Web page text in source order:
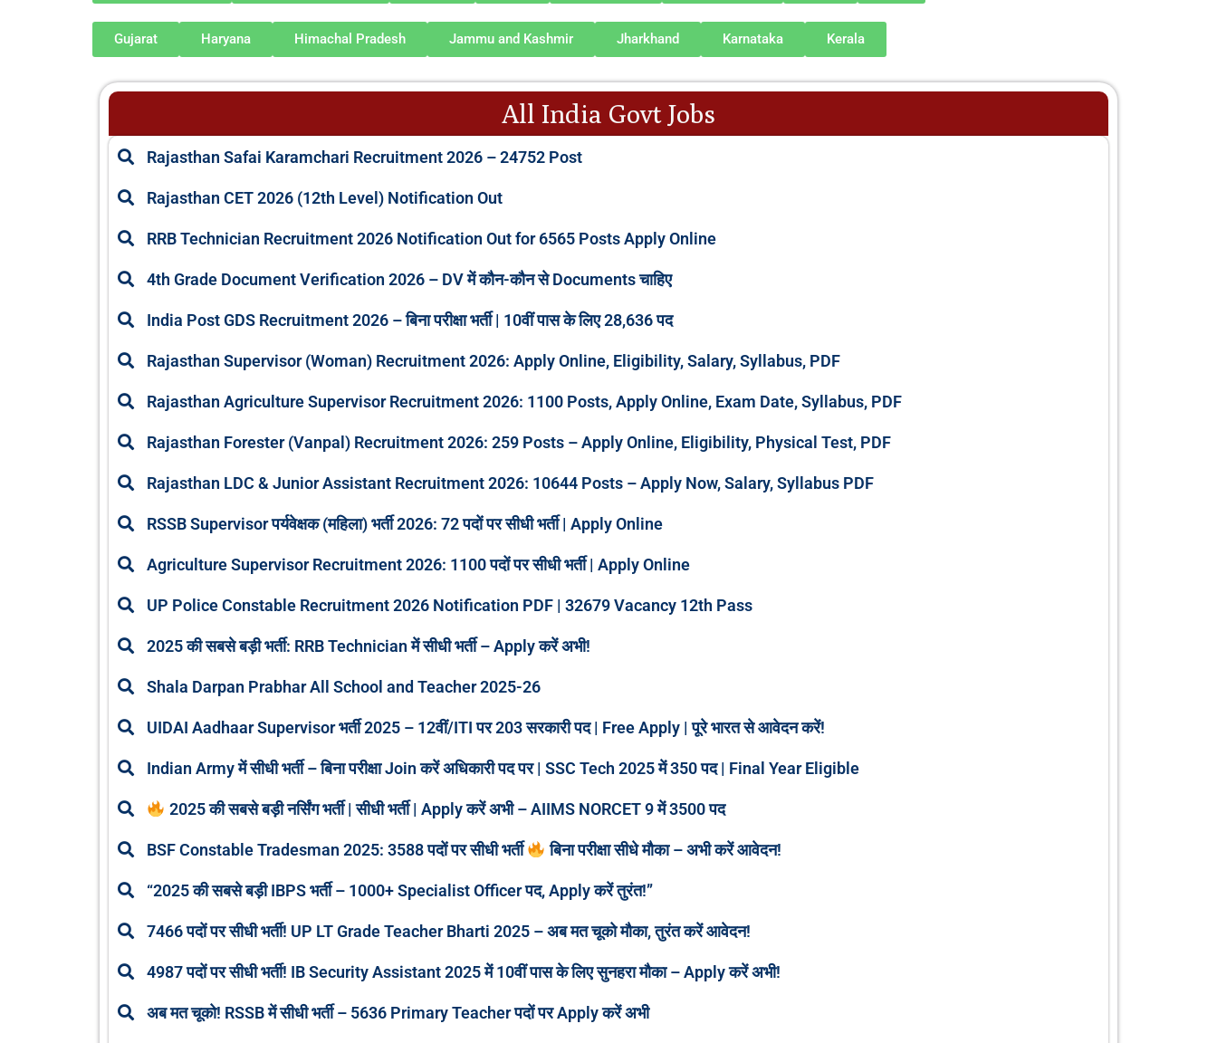
Gujarat Haryana Himachal Pradesh Jammu and Kashmir Jharkhand Karnataka Kerala
All India Govt Jobs
Rajasthan Safai Karamchari Recruitment 2026 – 24752 Post
Rajasthan CET 2026 (12th Level) Notification Out
RRB Technician Recruitment 2026 Notification Out for 6565 Posts Apply Online
4th Grade Document Verification 2026 – DV में कौन-कौन से Documents चाहिए
India Post GDS Recruitment 2026 – बिना परीक्षा भर्ती | 10वीं पास के लिए 28,636 पद
Rajasthan Supervisor (Woman) Recruitment 2026: Apply Online, Eligibility, Salary, Syllabus, PDF
Rajasthan Agriculture Supervisor Recruitment 2026: 1100 Posts, Apply Online, Exam Date, Syllabus, PDF
Rajasthan Forester (Vanpal) Recruitment 2026: 259 Posts – Apply Online, Eligibility, Physical Test, PDF
Rajasthan LDC & Junior Assistant Recruitment 2026: 10644 Posts – Apply Now, Salary, Syllabus PDF
RSSB Supervisor पर्यवेक्षक (महिला) भर्ती 2026: 72 पदों पर सीधी भर्ती | Apply Online
Agriculture Supervisor Recruitment 2026: 1100 पदों पर सीधी भर्ती | Apply Online
UP Police Constable Recruitment 2026 Notification PDF | 32679 Vacancy 12th Pass
2025 की सबसे बड़ी भर्ती: RRB Technician में सीधी भर्ती – Apply करें अभी!
Shala Darpan Prabhar All School and Teacher 2025-26
UIDAI Aadhaar Supervisor भर्ती 2025 – 12वीं/ITI पर 203 सरकारी पद | Free Apply | पूरे भारत से आवेदन करें!
Indian Army में सीधी भर्ती – बिना परीक्षा Join करें अधिकारी पद पर | SSC Tech 2025 में 350 पद | Final Year Eligible
2025 की सबसे बड़ी नर्सिंग भर्ती | सीधी भर्ती | Apply करें अभी – AIIMS NORCET 9 में 3500 पद
BSF Constable Tradesman 2025: 3588 पदों पर सीधी भर्ती बिना परीक्षा सीधे मौका – अभी करें आवेदन!
“2025 की सबसे बड़ी IBPS भर्ती – 1000+ Specialist Officer पद, Apply करें तुरंत!”
7466 पदों पर सीधी भर्ती! UP LT Grade Teacher Bharti 2025 – अब मत चूको मौका, तुरंत करें आवेदन!
4987 पदों पर सीधी भर्ती! IB Security Assistant 2025 में 10वीं पास के लिए सुनहरा मौका – Apply करें अभी!
अब मत चूको! RSSB में सीधी भर्ती – 5636 Primary Teacher पदों पर Apply करें अभी